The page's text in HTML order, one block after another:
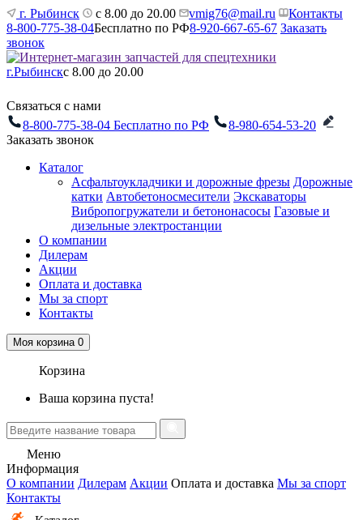
г. Рыбинск с 8.00 до 20.00 vmig76@mail.ru
Контакты
8-800-775-38-04Бесплатно по РФ8-920-667-65-67 Заказать
звонок
г.Рыбинскс 8.00 до 20.00
Связаться с нами
8-800-775-38-04 Бесплатно по РФ
8-980-654-53-20
Заказать звонок
Каталог
Асфальтоукладчики и дорожные фрезы Дорожные
катки Автобетоносмесители Экскаваторы
Вибропогружатели и бетононасосы Газовые и
дизельные электростанции
О компании
Дилерам
Акции
Оплата и доставка
Мы за спорт
Контакты
Моя корзина 0
Корзина
Ваша корзина пуста!
Меню
Информация
О компании Дилерам Акции Оплата и доставка Мы за спорт
Контакты